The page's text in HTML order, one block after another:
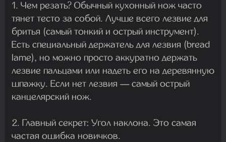
1. Чем резать? Обычный кухонный нож часто
тянет тесто за собой. Лучше всего лезвие для
бритья (самый тонкий и острый инструмент).
Есть специальный держатель для лезвия (bread
lame), но можно просто аккуратно держать
лезвие пальцами или надеть его на деревянную
шпажку. Если нет лезвия — самый острый
канцелярский нож.
2. Главный секрет: Угол наклона. Это самая
частая ошибка новичков.